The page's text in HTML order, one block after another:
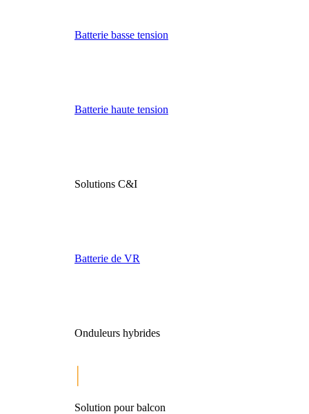
Batterie basse tension
Batterie haute tension
Solutions C&I
Batterie de VR
Onduleurs hybrides
Solution pour balcon